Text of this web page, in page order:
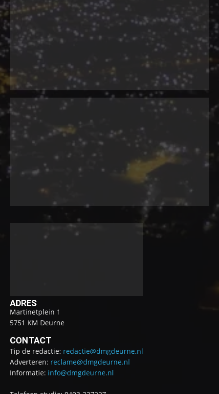
ADRES
Martinetplein 1
5751 KM Deurne
CONTACT
Tip de redactie: redactie@dmgdeurne.nl
Adverteren: reclame@dmgdeurne.nl
Informatie: info@dmgdeurne.nl